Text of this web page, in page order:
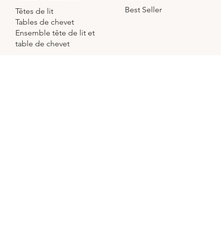
Têtes de lit
Tables de chevet
Ensemble tête de lit et
table de chevet
Best Seller